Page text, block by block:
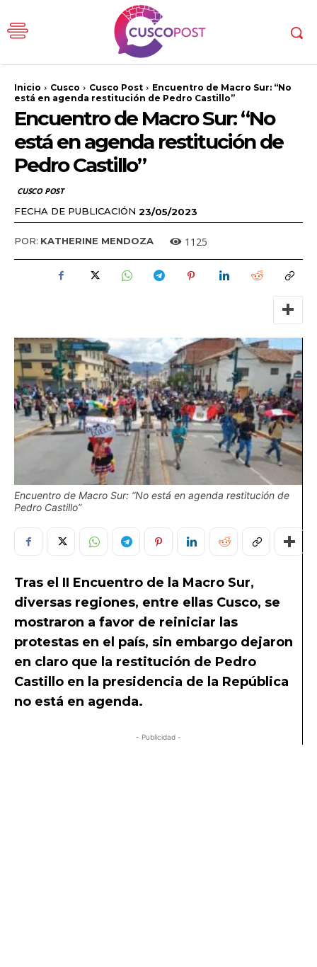
Inicio Cusco Cusco Post
Encuentro de Macro Sur: “No
está en agenda restitución de Pedro Castillo”
Encuentro de Macro Sur: “No
está en agenda restitución de
Pedro Castillo”
CUSCO POST
FECHA DE PUBLICACIÓN 23/05/2023
POR: KATHERINE MENDOZA 1125
Encuentro de Macro Sur: “No está en agenda restitución de
Pedro Castillo”
Tras el II Encuentro de la Macro Sur,
diversas regiones, entre ellas Cusco, se
mostraron a favor de reiniciar las
protestas en el país, sin embargo dejaron
en claro que la restitución de Pedro
Castillo en la presidencia de la República
no está en agenda.
- Publicidad -